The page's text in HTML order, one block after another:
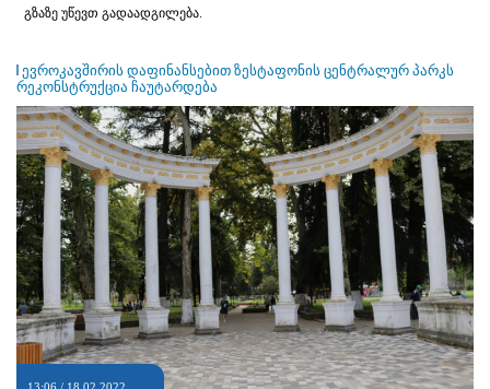
გზაზე უწევთ გადაადგილება.
ევროკავშირის დაფინანსებით ზესტაფონის ცენტრალურ პარკს
რეკონსტრუქცია ჩაუტარდება